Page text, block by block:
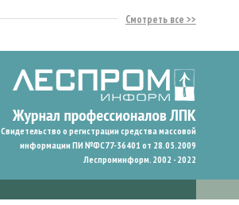
Смотреть все
Свидетельство о регистрации средства массовой
информации ПИ №ФС77-36401 от 28.05.2009
Леспроминформ. 2002 - 2022